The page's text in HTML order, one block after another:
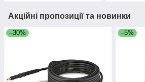
Акційні пропозиції та новинки
–30% –5%